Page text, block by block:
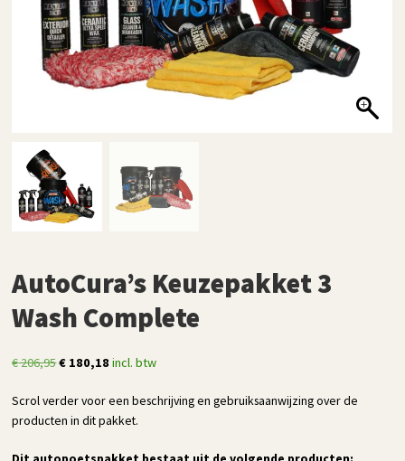
AutoCura’s Keuzepakket 3
Wash Complete
€206,95Oorspronkelijke
was:
€ 206,95.
€ 180,18Huidige
is:
€ 180,18.
incl. btw
Scrol verder voor een beschrijving en gebruiksaanwijzing over de
producten in dit pakket.